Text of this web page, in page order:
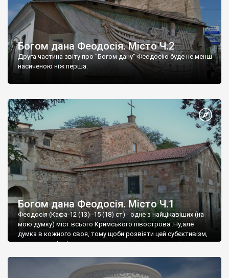
Богом дана Феодосія. Місто Ч.2
Друга частина звіту про "Богом дану" Феодосію буде не менш
насиченою ніж перша.
Богом дана Феодосія. Місто Ч.1
Феодосія (Кафа-12 (13) -15 (18) ст) - одне з найцікавіших (на
мою думку) міст всього Кримського півострова .Ну,але
думка в кожного своя, тому щоби розвіяти цей субєктивізм,
запрошую відвідати це